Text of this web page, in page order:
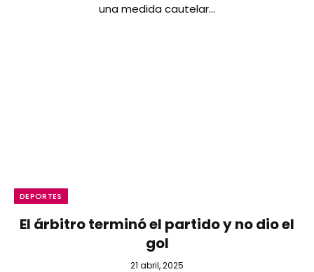
una medida cautelar…
DEPORTES
El árbitro terminó el partido y no dio el
gol
21 abril, 2025